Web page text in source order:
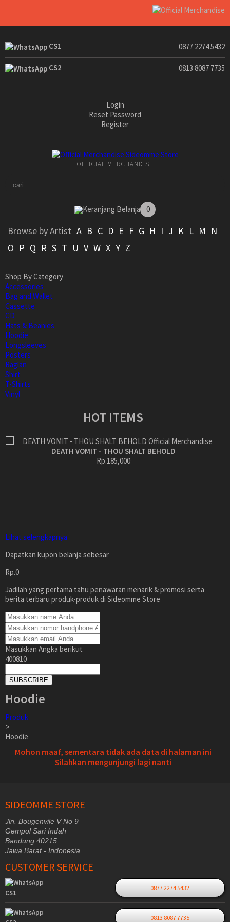
CS1 0877 2274 5432
CS2 0813 8087 7735
Login
Reset Password
Register
OFFICIAL MERCHANDISE
Keranjang Belanja 0
Browse by Artist A B C D E F G H I J K L M
N
O P Q R S T U V W X Y Z
Shop By Category
Accessories
Bag and Wallet
Cassette
CD
Hats & Beanies
Hoodie
Longsleeves
Posters
Raglan
Shirt
T-Shirts
Vinyl
HOT ITEMS
DEATH VOMIT - THOU SHALT BEHOLD
Rp.185,000
Lihat selengkapnya
Dapatkan kupon belanja sebesar
Rp.0
Jadilah yang pertama tahu penawaran menarik & promosi serta
berita terbaru produk-produk di Sideomme Store
Masukkan Angka berikut
400810
SUBSCRIBE
Hoodie
Produk
>
Hoodie
Mohon maaf, sementara tidak ada data di halaman ini
Silahkan mengunjungi lagi nanti
SIDEOMME STORE
Jln. Bougenvile V No 9
Gempol Sari Indah
Bandung 40215
Jawa Barat - Indonesia
CUSTOMER SERVICE
CS1
0877 2274 5432
0813 8087 7735